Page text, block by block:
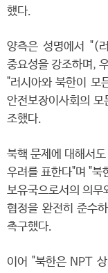
했다.
양측은 성명에서 "(
중요성을 강조하며,
"러시아와 북한이 모
안전보장이사회의
조했다.
북핵 문제에 대해서
우려를 표한다"며 "
보유국으로서의 의
협정을 완전히 준수
촉구했다.
이어 "북한은 NPT